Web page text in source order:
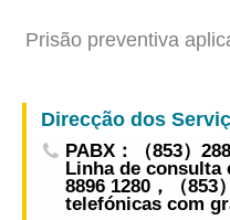
cultura a reunir com
para auscultar
e cultura
Prisão preventiva
Direcção dos
PABX：（853）
Linha de consulta
8896 1280，（853
telefónicas com